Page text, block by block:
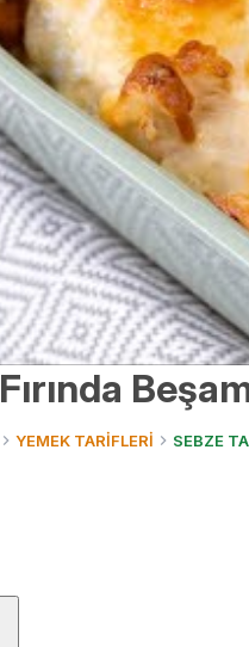
Fırında
YEMEK TARİFLERİ SEBZE